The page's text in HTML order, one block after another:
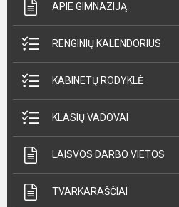
APIE GIMNAZIJĄ
RENGINIŲ KALENDORIUS
KABINETŲ RODYKLĖ
KLASIŲ VADOVAI
LAISVOS DARBO VIETOS
TVARKARAŠČIAI